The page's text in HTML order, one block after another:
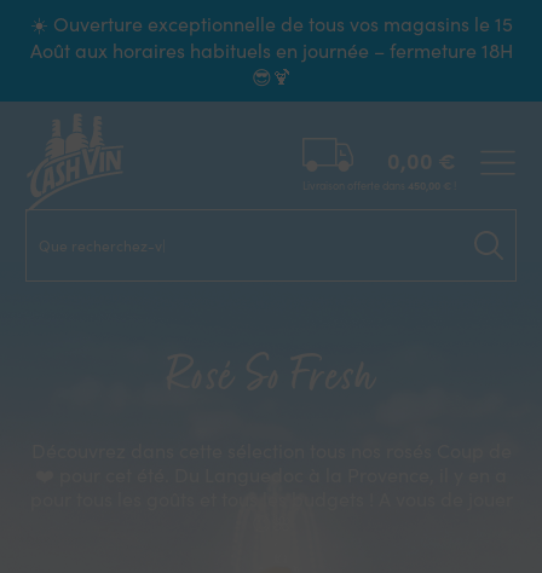
☀️ Ouverture exceptionnelle de tous vos magasins le 15
Août aux horaires habituels en journée – fermeture 18H
😎🍹
Que recherchez-vous ?
0,00 €
450,00 €
Panneau de gestion des cookies